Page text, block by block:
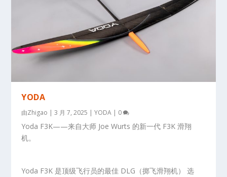
YODA
由Zhigao |3 月 7, 2025 |YODA | 0
Yoda F3K——来自大师 Joe Wurts 的新一代 F3K 滑翔
机。
Yoda F3K 是顶级飞行员的最佳 DLG（掷飞滑翔机） 选